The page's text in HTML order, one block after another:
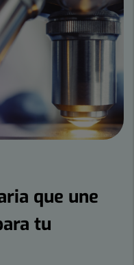
que une
tu